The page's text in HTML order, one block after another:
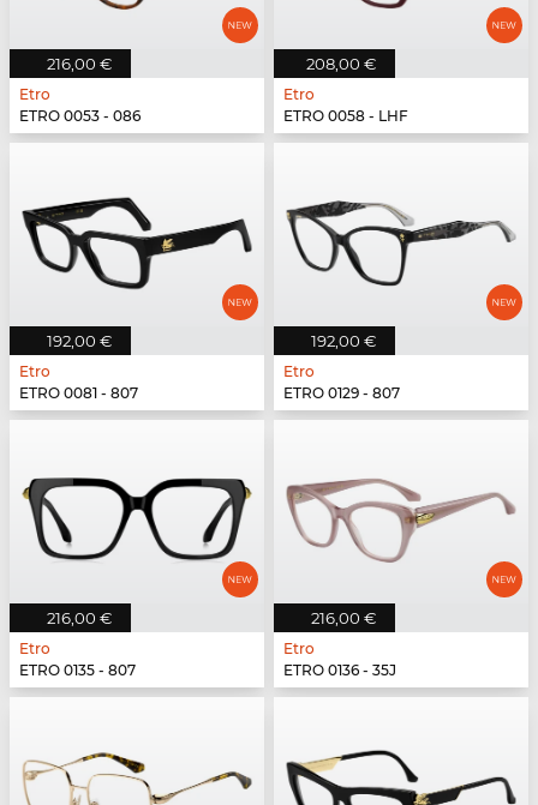
216,00 €
Etro
ETRO 0053 - 086
208,00 €
Etro
ETRO 0058 - LHF
192,00 €
Etro
ETRO 0081 - 807
192,00 €
Etro
ETRO 0129 - 807
216,00 €
Etro
ETRO 0135 - 807
216,00 €
Etro
ETRO 0136 - 35J